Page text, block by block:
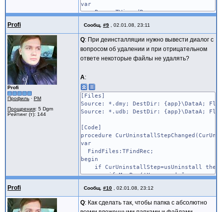
var
Page: TWizardPage;
BitmapImage2:TBitmapImage;
RadioButton1:TRadioButton;
RadioButton2:TRadioButton;
function FullCheck: Boolean;
Result := RadioButton2.Checked;
end;
procedure InitializeWizard();
begin
//ExtractTemporaryFile('1.bmp');
Page := CreateCustomPage(6,
BitmapImage1 :=
with BitmapImage1 do begin
Parent := Page.Surface;
Left := ScaleX(8);
Top := ScaleY(32);
Width := ScaleX(41);
Height := ScaleY(41);
end;
BitmapImage2 :=
Profi Сообщ. #9 02.01.08, 23:11
Profi
Профиль · PM
Поощрения: 5 Dgm
Рейтинг (т): 144
Q: При деинсталляции нужно вывести диалог с
вопросом об удалении и при отрицательном
ответе некоторые файлы не удалять?
A:
[Files]
Source: *.dmy; DestDir: {app}\DataA;
Source: *.udb; DestDir: {app}\DataA;
[Code]
procedure
var
FindFiles:TFindRec;
begin
if CurUninstallStep=usUninstall then
if MsgBox('Удалить файлы
repeat
until not
Profi Сообщ. #10 02.01.08, 23:12
Q: Как сделать так, чтобы папка с абсолютно